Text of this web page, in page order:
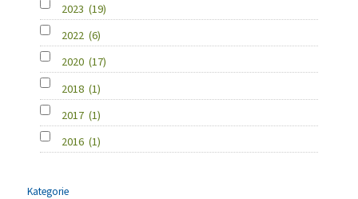
2023 (19)
2022 (6)
2020 (17)
2018 (1)
2017 (1)
2016 (1)
Kategorie